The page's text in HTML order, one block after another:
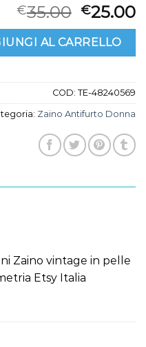
€35.00 €25.00
quantitàAL CARRELLO
COD: TE-48240569
Zaino Antifurto Donna
Zaino vintage in pelle
Etsy Italia